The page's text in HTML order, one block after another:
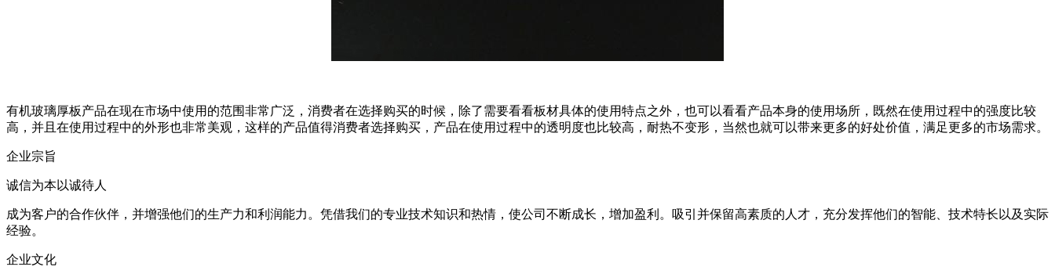
有机玻璃厚板产品在现在市场中使用的范围非常广泛，消费者在选择购买的时候，除了需要看看板材具体的使用特点之外，也可以看看产品本身的使用场所，既然在使用过程中的强度比较
高，并且在使用过程中的外形也非常美观，这样的产品值得消费者选择购买，产品在使用过程中的透明度也比较高，耐热不变形，当然也就可以带来更多的好处价值，满足更多的市场需求。
企业宗旨
诚信为本以诚待人
成为客户的合作伙伴，并增强他们的生产力和利润能力。凭借我们的专业技术知识和热情，使公司不断成长，增加盈利。吸引并保留高素质的人才，充分发挥他们的智能、技术特长以及实际
经验。
企业文化